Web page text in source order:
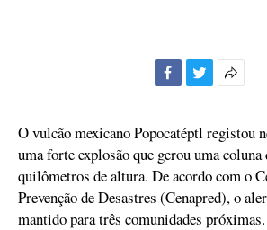
O vulcão mexicano Popocatéptl registou
uma forte explosão que gerou uma coluna
quilômetros de altura. De acordo com o
Prevenção de Desastres (Cenapred), o
mantido para três comunidades próximas.